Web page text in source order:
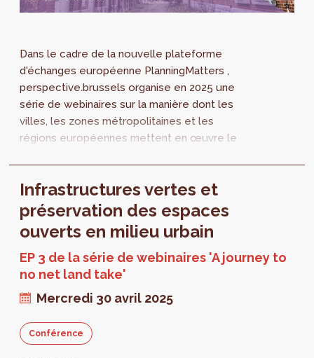
Dans le cadre de la nouvelle plateforme
d'échanges européenne PlanningMatters ,
perspective.brussels organise en 2025 une
série de webinaires sur la manière dont les
villes, les zones métropolitaines et les
régions européennes mettent en œuvre le
Infrastructures vertes et
préservation des espaces
ouverts en milieu urbain
EP 3 de la série de webinaires 'A journey to
no net land take'
Mercredi 30 avril 2025
Conférence